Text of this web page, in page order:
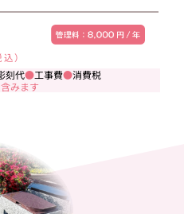
込）
刻代●工事費●消費税
みます